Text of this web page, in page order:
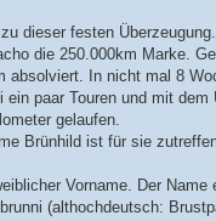
dieser festen
die 250.000km Marke.
absolviert. In nicht mal 8
ein paar Touren und mit
gelaufen.
Brünhild ist für sie
Vorname. Der Name
(althochdeutsch: